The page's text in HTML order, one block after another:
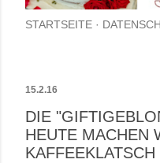
STARTSEITE
15.2.16
DIE
HEUTE MACHEN